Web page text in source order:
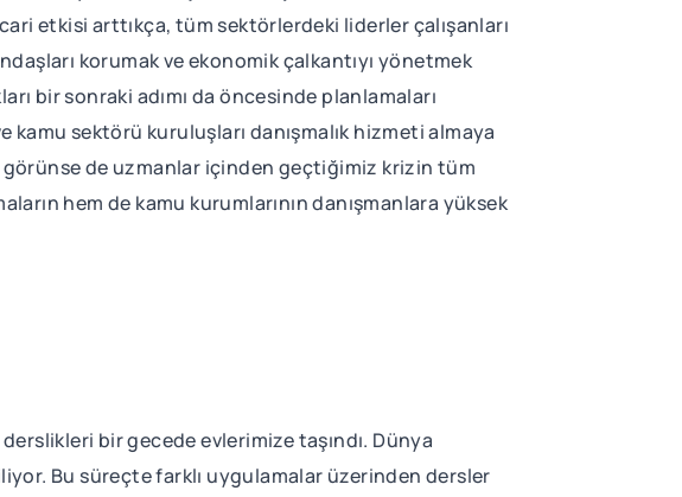
etkisi arttıkça, tüm sektörlerdeki liderler çalışanları
korumak ve ekonomik çalkantıyı yönetmek
bir sonraki adımı da öncesinde planlamaları
sektörü kuruluşları danışmalık hizmeti almaya
de uzmanlar içinden geçtiğimiz krizin tüm
hem de kamu kurumlarının danışmanlara yüksek
bir gecede evlerimize taşındı. Dünya
Bu süreçte farklı uygulamalar üzerinden dersler